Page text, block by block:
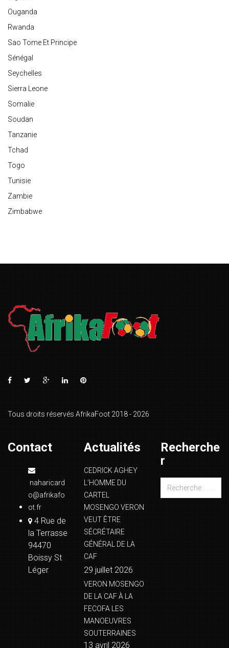
Ouganda
Rwanda
Sao Tome Et Principe
Sénégal
Seychelles
Sierra Leone
Somalie
Soudan
Tanzanie
Tchad
Togo
Tunisie
Zambie
Zimbabwe
Tous droits réservés AfrikaFoot 2018 - 2026
Contact
naharicard
o@afrikafo
ot.fr
4 Rue de
la Terrasse
94470
Boissy St
Léger
Actualités
CEDRICK AGHEY
L’HOMME DU
CARTEL
MOSENGO VERON
VEUT ÊTRE
SÉCRÉTAIRE
GÉNÉRAL DE LA
CAF
29 juillet 2026
VERON MOSENGO
DE LA CAF À LA
FECOFA LES
MANOEUVRES
SOUTERRAINES
13 avril 2026
Recherche
r